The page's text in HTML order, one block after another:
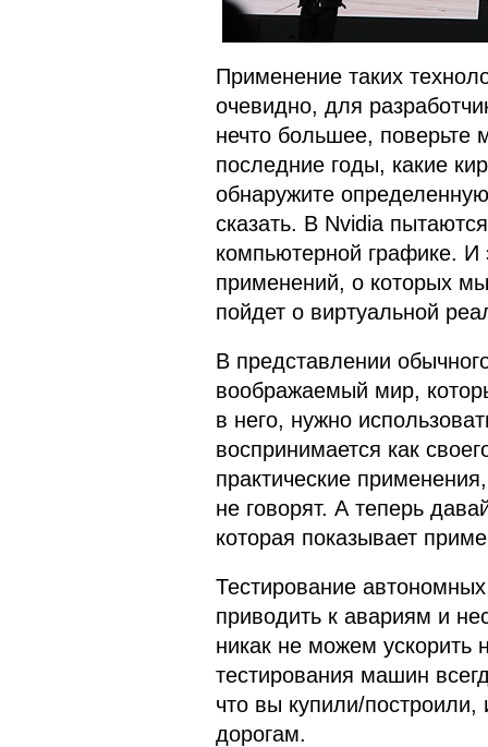
Применение таких
очевидно, для
нечто большее, поверьте
последние годы, какие
обнаружите
сказать. В Nvidia
компьютерной графике. И
применений, о которых
пойдет о виртуальной
В представлении
воображаемый мир,
в него, нужно
воспринимается как
практические
не говорят. А теперь
которая показывает
Тестирование
приводить к авариям и
никак не можем ускорить
тестирования машин
что вы купили/
дорогам.